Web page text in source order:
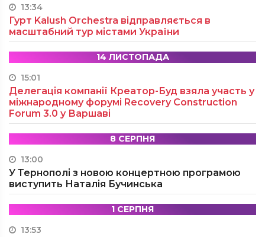
13:34
Гурт Kalush Orchestra відправляється в
масштабний тур містами України
14 ЛИСТОПАДА
15:01
Делегація компанії Креатор-Буд взяла участь у
міжнародному форумі Recovery Construction
Forum 3.0 у Варшаві
8 СЕРПНЯ
13:00
У Тернополі з новою концертною програмою
виступить Наталія Бучинська
1 СЕРПНЯ
13:53